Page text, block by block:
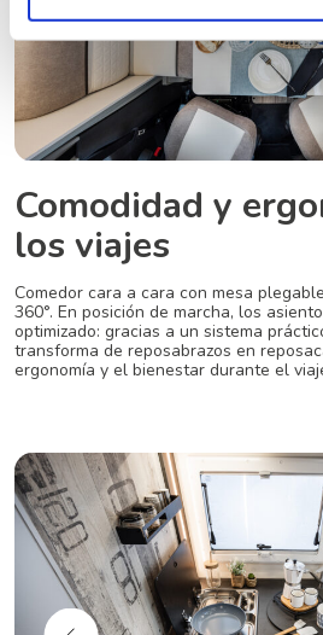
Comodidad y
los viajes
Comedor cara a cara con mesa
360°. En posición de marcha, los
optimizado: gracias a un sistema
transforma de reposabrazos en
ergonomía y el bienestar durante el